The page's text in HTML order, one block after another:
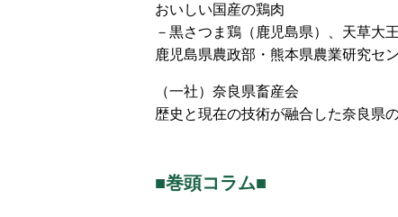
おいしい国産の鶏肉
－黒さつま鶏（鹿児島県）、天草大
鹿児島県農政部・熊本県農業研究セ
（一社）奈良県畜産会
歴史と現在の技術が融合した奈良
■巻頭コラム■